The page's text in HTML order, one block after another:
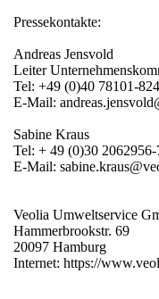
Pressekontakte:
Andreas Jensvold
Leiter
Tel: +49 (0)40 78101-824
E-Mail:
Sabine Kraus
Tel: + 49 (0)30 2062956-
E-Mail:
Veolia Umweltservice
Hammerbrookstr. 69
20097 Hamburg
Internet: https://